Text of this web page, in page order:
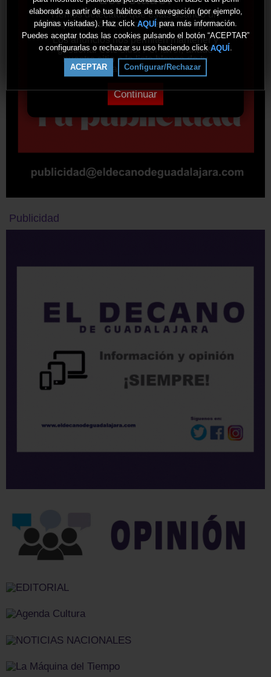
Hemos detectado que estás usando un
bloqueador de anuncios en tu navegador.
Los anuncios nos permiten mantener y
gestionar este sitio. Por favor, añade
nuestro sitio a la lista blanca de tu
bloqueador de anuncios.
Continuar
elaborado a partir de tus hábitos de navegación (por ejemplo,
páginas visitadas). Haz click AQUÍ para más información.
Puedes aceptar todas las cookies pulsando el botón “ACEPTAR”
o configurarlas o rechazar su uso haciendo click AQUÍ .
ACEPTAR Configurar/Rechazar
Publicidad